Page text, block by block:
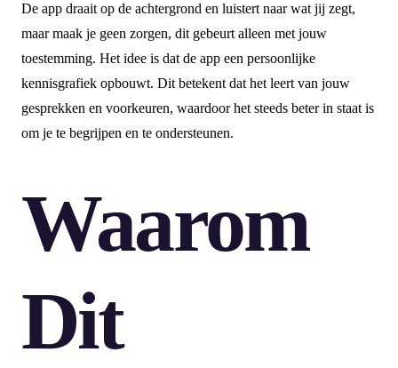
De app draait op de achtergrond en luistert naar wat jij zegt,
maar maak je geen zorgen, dit gebeurt alleen met jouw
toestemming. Het idee is dat de app een persoonlijke
kennisgrafiek opbouwt. Dit betekent dat het leert van jouw
gesprekken en voorkeuren, waardoor het steeds beter in staat is
om je te begrijpen en te ondersteunen.
Waarom
Dit